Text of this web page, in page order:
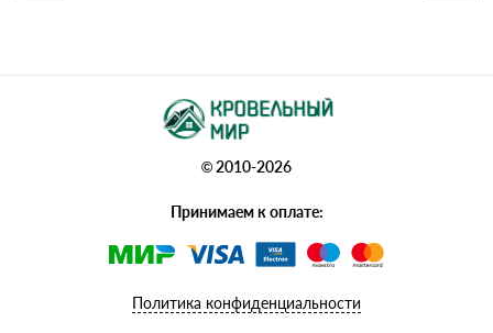
© 2010-2026
Принимаем к оплате:
Политика конфиденциальности